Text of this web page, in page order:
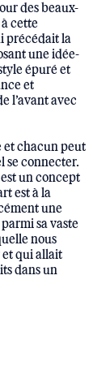
des beaux-
cette
précédait la
une idée-
épuré et
et
l’avant avec
et chacun peut
se connecter.
un concept
est à la
une
sa vaste
nous
qui allait
dans un